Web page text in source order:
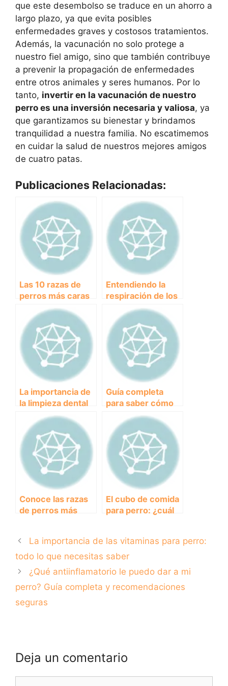
que este desembolso se traduce en un ahorro a
largo plazo, ya que evita posibles
enfermedades graves y costosos tratamientos.
Además, la vacunación no solo protege a
nuestro fiel amigo, sino que también contribuye
a prevenir la propagación de enfermedades
entre otros animales y seres humanos. Por lo
tanto, invertir en la vacunación de nuestro
perro es una inversión necesaria y valiosa, ya
que garantizamos su bienestar y brindamos
tranquilidad a nuestra familia. No escatimemos
en cuidar la salud de nuestros mejores amigos
de cuatro patas.
Publicaciones Relacionadas:
Las 10 razas de
perros más caras
del mundo: ¿Cuál
es la más costosa?
Entendiendo la
respiración de los
cachorros: ¿Por
qué mi cachorro
respira tan rápido?
La importancia de
la limpieza dental
en perros:
consejos para
mantener sus
dientes sanos y
brillantes.
Guía completa
para saber cómo
curar una herida
en tu perro
Conoce las razas
de perros más
mascota
El cubo de comida
para perro: ¿cuál
La importancia de las vitaminas para perro:
todo lo que necesitas saber
¿Qué antiinflamatorio le puedo dar a mi
perro? Guía completa y recomendaciones
seguras
Deja un comentario